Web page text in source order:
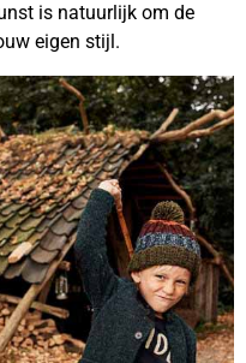
is natuurlijk om de
eigen stijl.